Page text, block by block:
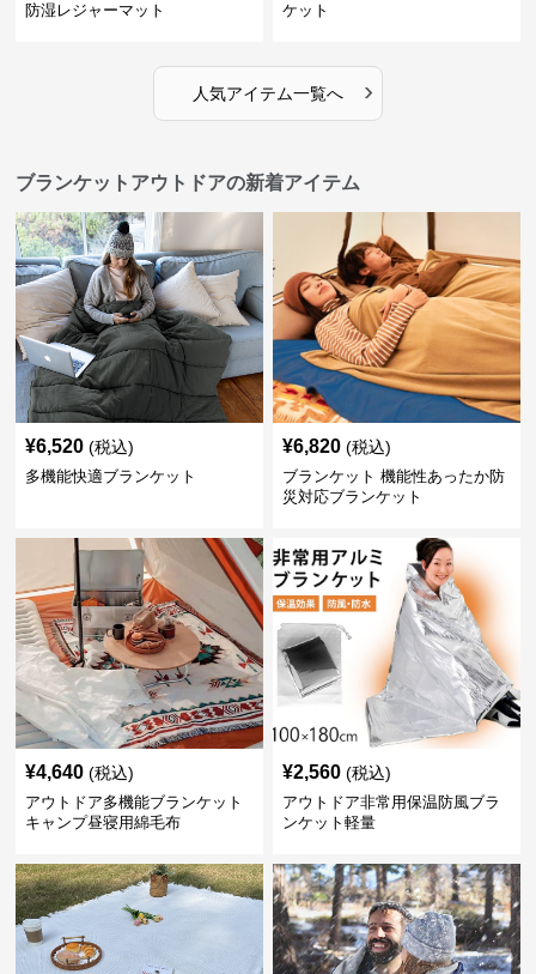
防湿レジャーマット
ケット
人気アイテム一覧へ ›
ブランケットアウトドアの新着アイテム
¥6,520 (税込)
多機能快適ブランケット
¥6,820 (税込)
ブランケット 機能性あったか防
災対応ブランケット
¥4,640 (税込)
アウトドア多機能ブランケット
キャンプ昼寝用綿毛布
¥2,560 (税込)
アウトドア非常用保温防風ブラ
ンケット軽量